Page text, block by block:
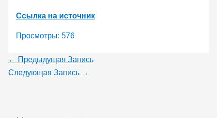
Ссылка на источник
Просмотры: 576
← Предыдущая Запись
Следующая Запись →